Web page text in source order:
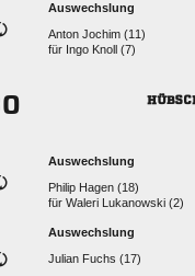
Auswechslung
  
für   

Auswechslung
  
für  
Auswechslung
  